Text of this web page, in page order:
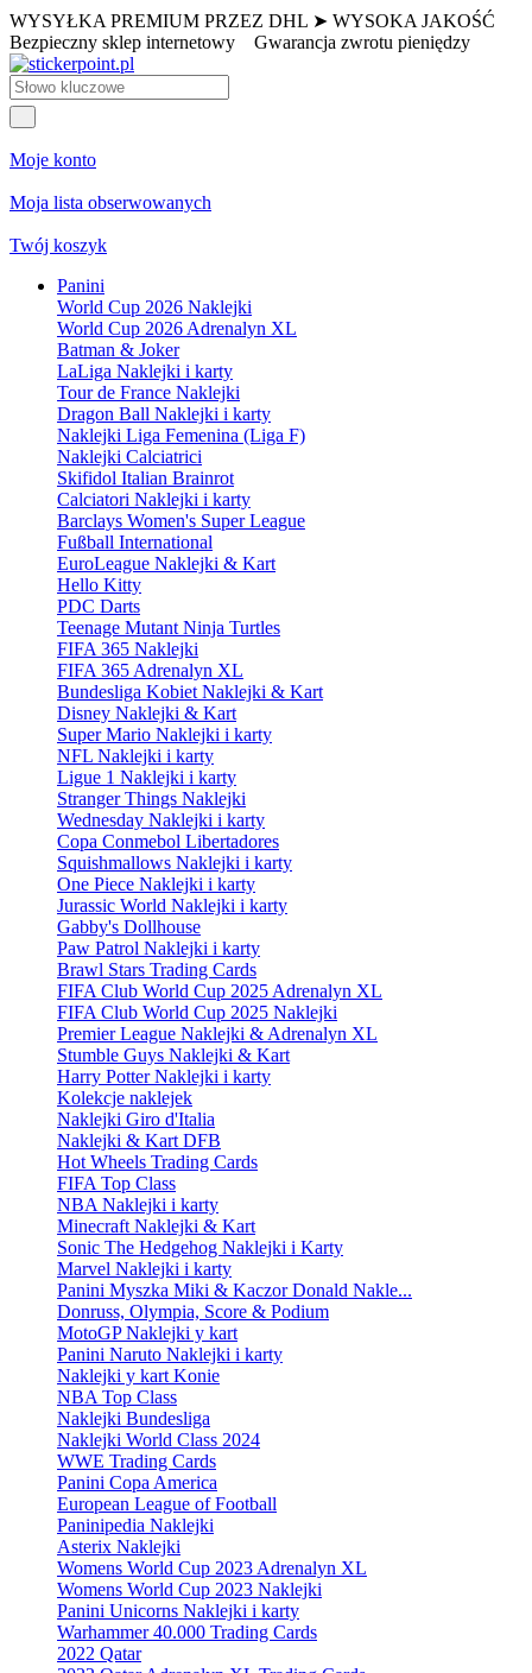
WYSYŁKA PREMIUM PRZEZ DHL ➤ WYSOKA JAKOŚĆ
Bezpieczny sklep internetowy Gwarancja zwrotu pieniędzy
Moje konto
Moja lista obserwowanych
Twój koszyk
Panini
World Cup 2026 Naklejki
World Cup 2026 Adrenalyn XL
Batman & Joker
LaLiga Naklejki i karty
Tour de France Naklejki
Dragon Ball Naklejki i karty
Naklejki Liga Femenina (Liga F)
Naklejki Calciatrici
Skifidol Italian Brainrot
Calciatori Naklejki i karty
Barclays Women's Super League
Fußball International
EuroLeague Naklejki & Kart
Hello Kitty
PDC Darts
Teenage Mutant Ninja Turtles
FIFA 365 Naklejki
FIFA 365 Adrenalyn XL
Bundesliga Kobiet Naklejki & Kart
Disney Naklejki & Kart
Super Mario Naklejki i karty
NFL Naklejki i karty
Ligue 1 Naklejki i karty
Stranger Things Naklejki
Wednesday Naklejki i karty
Copa Conmebol Libertadores
Squishmallows Naklejki i karty
One Piece Naklejki i karty
Jurassic World Naklejki i karty
Gabby's Dollhouse
Paw Patrol Naklejki i karty
Brawl Stars Trading Cards
FIFA Club World Cup 2025 Adrenalyn XL
FIFA Club World Cup 2025 Naklejki
Premier League Naklejki & Adrenalyn XL
Stumble Guys Naklejki & Kart
Harry Potter Naklejki i karty
Kolekcje naklejek
Naklejki Giro d'Italia
Naklejki & Kart DFB
Hot Wheels Trading Cards
FIFA Top Class
NBA Naklejki i karty
Minecraft Naklejki & Kart
Sonic The Hedgehog Naklejki i Karty
Marvel Naklejki i karty
Panini Myszka Miki & Kaczor Donald Nakle...
Donruss, Olympia, Score & Podium
MotoGP Naklejki y kart
Panini Naruto Naklejki i karty
Naklejki y kart Konie
NBA Top Class
Naklejki Bundesliga
Naklejki World Class 2024
WWE Trading Cards
Panini Copa America
European League of Football
Paninipedia Naklejki
Asterix Naklejki
Womens World Cup 2023 Adrenalyn XL
Womens World Cup 2023 Naklejki
Panini Unicorns Naklejki i karty
Warhammer 40.000 Trading Cards
2022 Qatar